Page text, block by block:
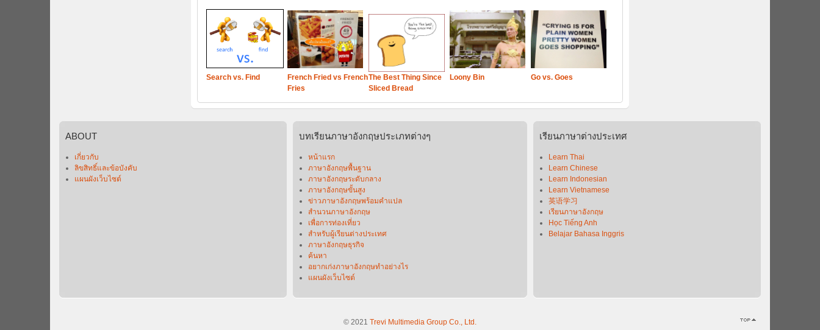
Search vs. Find
French Fried vs French
Fries
The Best Thing Since
Sliced Bread
Loony Bin Go vs. Goes
ABOUT
เกี่ยวกับ
ลิขสิทธิ์และข้อบังคับ
แผนผังเว็บไซต์
บทเรียนภาษาอังกฤษประเภทต่างๆ
หน้าแรก
ภาษาอังกฤษพื้นฐาน
ภาษาอังกฤษระดับกลาง
ภาษาอังกฤษขั้นสูง
ข่าวภาษาอังกฤษพร้อมคําแปล
สำนวนภาษาอังกฤษ
เพื่อการท่องเที่ยว
สำหรับผู้เรียนต่างประเทศ
ภาษาอังกฤษธุรกิจ
ค้นหา
อยากเก่งภาษาอังกฤษทำอย่างไร
แผนผังเว็บไซต์
เรียนภาษาต่างประเทศ
Learn Thai
Learn Chinese
Learn Indonesian
Learn Vietnamese
英语学习
เรียนภาษาอังกฤษ
Học Tiếng Anh
Belajar Bahasa Inggris
© 2021 Trevi Multimedia Group Co., Ltd.